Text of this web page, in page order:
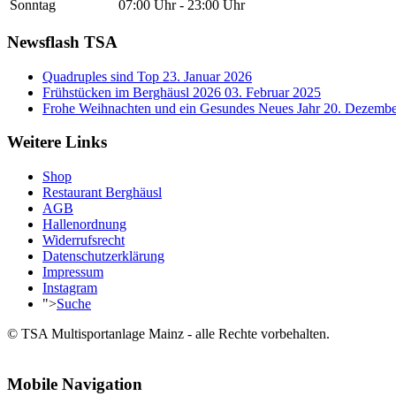
Sonntag
07:00 Uhr - 23:00 Uhr
Newsflash TSA
Quadruples sind Top 23. Januar 2026
Frühstücken im Berghäusl 2026 03. Februar 2025
Frohe Weihnachten und ein Gesundes Neues Jahr 20.
Weitere Links
Shop
Restaurant Berghäusl
AGB
Hallenordnung
Widerrufsrecht
Datenschutzerklärung
Impressum
Instagram
">Suche
© TSA Multisportanlage Mainz - alle Rechte vorbehalten.
Mobile Navigation